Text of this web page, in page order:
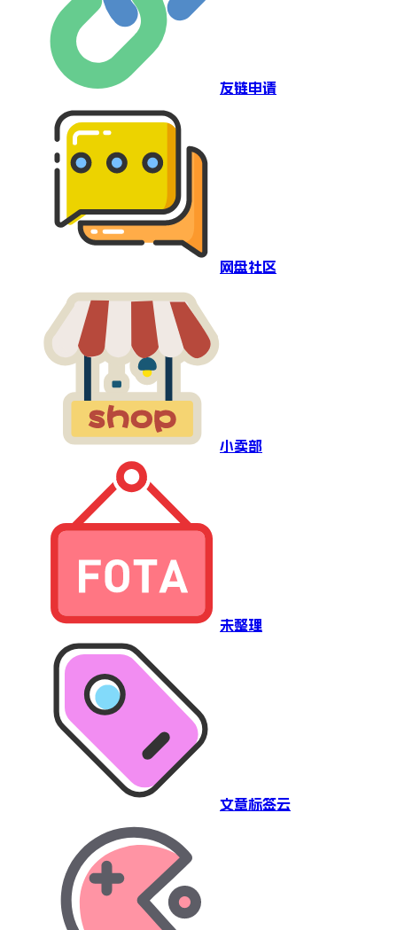
友链申请
网盘社区
小卖部
未整理
文章标签云